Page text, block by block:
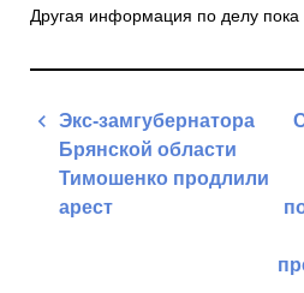
Другая информация по делу пока
Навигация
записям
Экс-замгубернатора
Брянской области
Тимошенко продлили
арест